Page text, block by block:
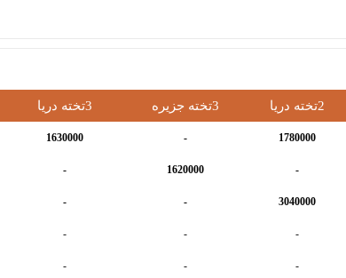
2تخته دریا 3تخته جزیره 3تخته دریا
1780000
-
1630000
-
1620000
-
3040000
-
-
-
-
-
-
-
-